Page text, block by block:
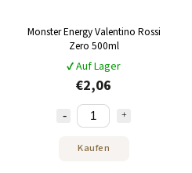
Monster Energy Valentino Rossi
Zero 500ml
✔ Auf Lager
€2,06
Kaufen